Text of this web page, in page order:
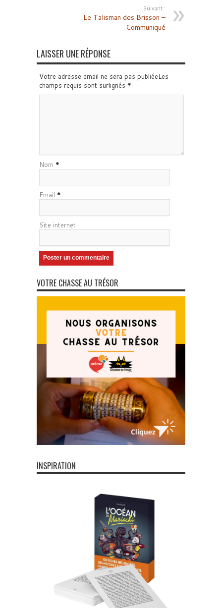
Suivant :
Le Talisman des Brisson –
Communiqué
LAISSER UNE RÉPONSE
Votre adresse email ne sera pas publiéeLes
champs requis sont surlignés *
Nom *
Email *
Site internet
VOTRE CHASSE AU TRÉSOR
INSPIRATION